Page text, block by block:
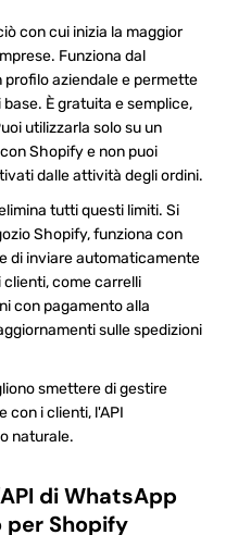
con cui inizia la maggior
Funziona dal
aziendale e permette
È gratuita e semplice,
utilizzarla solo su un
Shopify e non puoi
dalle attività degli ordini.
tutti questi limiti. Si
Shopify, funziona con
di inviare automaticamente
clienti, come carrelli
con pagamento alla
sulle spedizioni
smettere di gestire
con i clienti, l'API
naturale.
di WhatsApp
per Shopify